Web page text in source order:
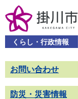
くらし・行政情報
お問い合わせ
防災・災害情報